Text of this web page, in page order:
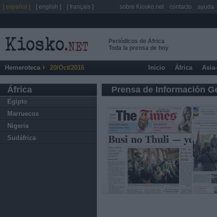
Periódicos de África
Toda la prensa de hoy
Hemeroteca 20/Oct/2016 Inicio África
África
Egipto
Marruecos
Nigeria
Sudáfrica
Prensa de Información
[ español ] [ english ] [ français ] sobre Kiosko.net contacto ayuda